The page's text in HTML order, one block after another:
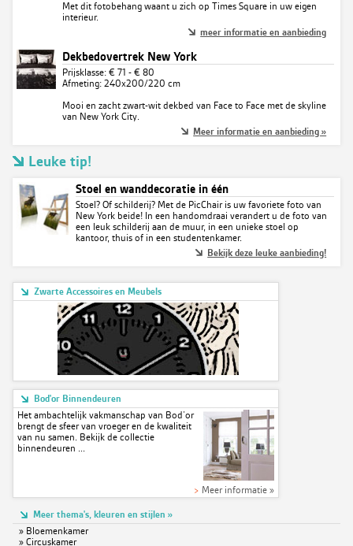
Met dit fotobehang waant u zich op Times Square in uw eigen
interieur.
meer informatie en aanbieding
Dekbedovertrek New York
Prijsklasse: € 71 - € 80
Afmeting: 240x200/220 cm
Mooi en zacht zwart-wit dekbed van Face to Face met de skyline
van New York City.
Meer informatie en aanbieding »
Leuke tip!
Stoel en wanddecoratie in één
Stoel? Of schilderij? Met de PicChair is uw favoriete foto van
New York beide! In een handomdraai verandert u de foto van
een leuk schilderij aan de muur, in een unieke stoel op
kantoor, thuis of in een studentenkamer.
Bekijk deze leuke aanbieding!
Zwarte Accessoires en Meubels
Bod'or Binnendeuren
Het ambachtelijk vakmanschap van Bod’or
brengt de sfeer van vroeger en de kwaliteit
van nu samen. Bekijk de collectie
binnendeuren ...
> Meer informatie »
Meer thema's, kleuren en stijlen »
» Bloemenkamer
» Circuskamer